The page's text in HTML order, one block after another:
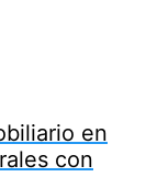
en
con